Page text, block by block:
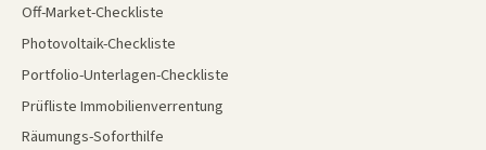
Off-Market-Checkliste
Photovoltaik-Checkliste
Portfolio-Unterlagen-Checkliste
Prüfliste Immobilienverrentung
Räumungs-Soforthilfe